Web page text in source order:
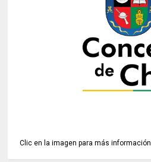
Clic en la imagen para más información